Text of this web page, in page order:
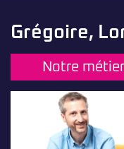
Grégoire,
Notre